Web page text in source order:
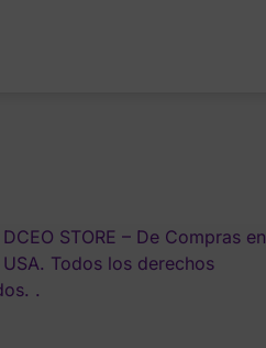
STORE – De Compras en
Todos los derechos
.